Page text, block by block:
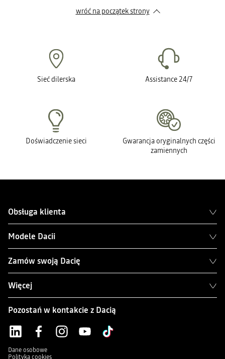
wróć na początek strony
Sieć dilerska Assistance 24/7
Doświadczenie sieci
Gwarancja oryginalnych części
zamiennych
Obsługa klienta
Modele Dacii
Zamów swoją Dacię
Więcej
Pozostań w kontakcie z Dacią
Dane osobowe
Polityka cookies